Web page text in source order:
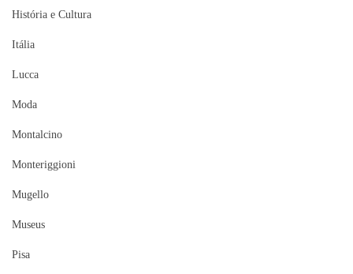
História e Cultura
Itália
Lucca
Moda
Montalcino
Monteriggioni
Mugello
Museus
Pisa